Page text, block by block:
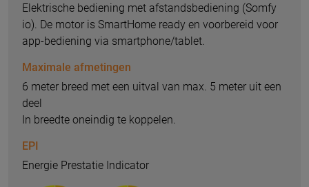
Elektrische bediening met afstandsbediening (Somfy
io). De motor is SmartHome ready en voorbereid voor
app-bediening via smartphone/tablet.
Maximale afmetingen
6 meter breed met een uitval van max. 5 meter uit een
deel
In breedte oneindig te koppelen.
EPI
Energie Prestatie Indicator